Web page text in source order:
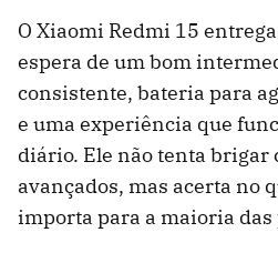
O Xiaomi Redmi 15
espera de um bom
consistente, bateria para
e uma experiência que
diário. Ele não tenta brigar
avançados, mas acerta no
importa para a maioria das